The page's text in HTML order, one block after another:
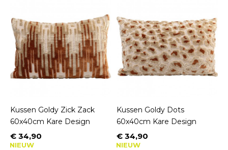
Kussen Goldy Zick Zack
60x40cm Kare Design
Prijs
€ 34,90
NIEUW
Kussen Goldy Dots
60x40cm Kare Design
Prijs
€ 34,90
NIEUW